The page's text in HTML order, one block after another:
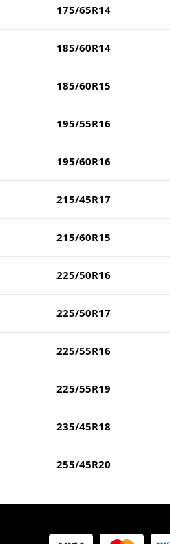
175/65R14
185/60R14
185/60R15
195/55R16
195/60R16
215/45R17
215/60R15
225/50R16
225/50R17
225/55R16
225/55R19
235/45R18
255/45R20